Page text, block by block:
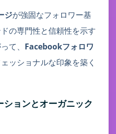
ジが強固なフォロワー基
の専門性と信頼性を示す
て、 Facebookフォロワ
ッショナルな印象を築く
ションとオーガニック